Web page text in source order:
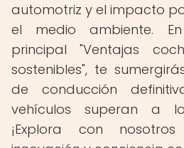
automotriz y el impacto
el medio ambiente.
principal "Ventajas
sostenibles", te
de conducción
vehículos superan a
¡Explora con